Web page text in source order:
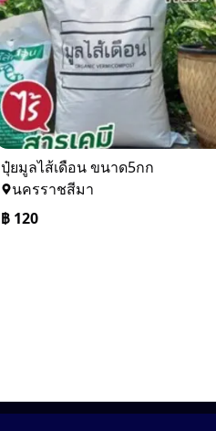
ปุ๋ยมูลไส้เดือน ขนาด5กก
นครราชสีมา
฿ 120